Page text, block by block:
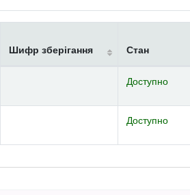
Шифр зберігання Стан
Доступно
Доступно